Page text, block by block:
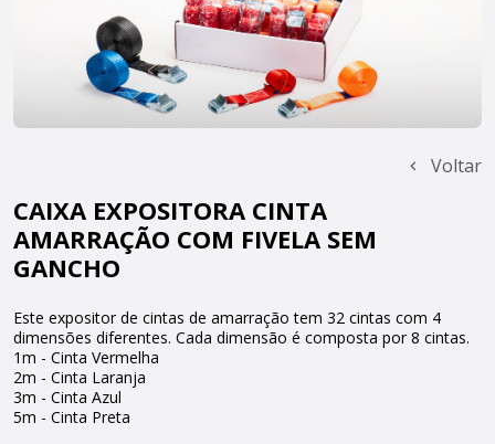
Voltar
CAIXA EXPOSITORA CINTA
AMARRAÇÃO COM FIVELA SEM
GANCHO
Este expositor de cintas de amarração tem 32 cintas com 4
dimensões diferentes. Cada dimensão é composta por 8 cintas.
1m - Cinta Vermelha
2m - Cinta Laranja
3m - Cinta Azul
5m - Cinta Preta